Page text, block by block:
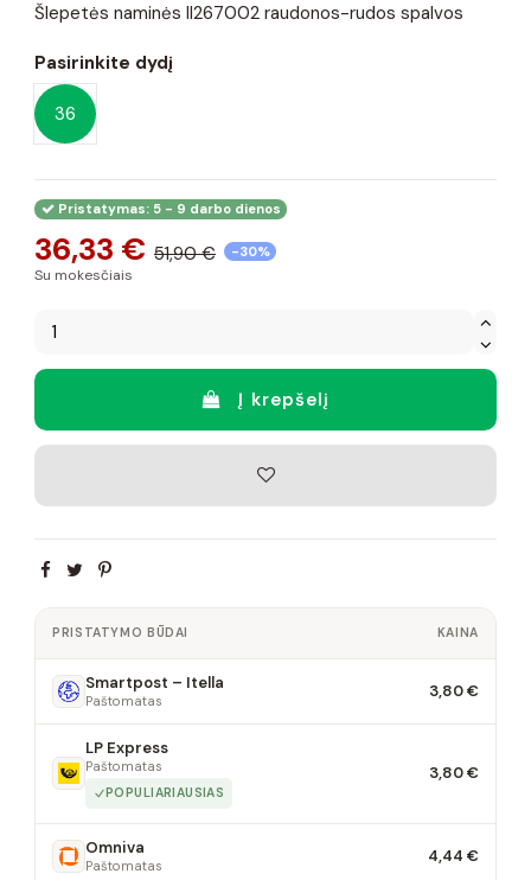
Šlepetės naminės II267002 raudonos-rudos spalvos
Pasirinkite dydį
36
Pristatymas: 5 - 9 darbo dienos
36,33 € 51,90 € -30%
Su mokesčiais
Į krepšelį
PRISTATYMO BŪDAI KAINA
Smartpost – Itella
Paštomatas 3,80 €
LP Express
Paštomatas
POPULIARIAUSIAS
3,80 €
Omniva
Paštomatas 4,44 €